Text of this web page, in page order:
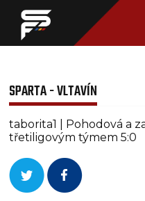
SPARTA - VLTAVÍN
taborita1 | Pohodová a
třetiligovým týmem 5:0